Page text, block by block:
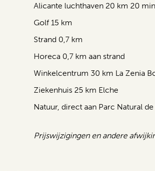
Alicante luchthaven 20 km 20
Golf 15 km
Strand 0,7 km
Horeca 0,7 km aan strand
Winkelcentrum 30 km La Zenia
Ziekenhuis 25 km Elche
Natuur, direct aan Parc Natural
Prijswijzigingen en andere